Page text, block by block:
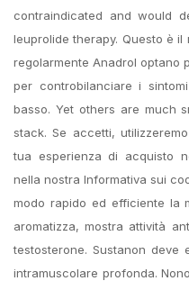
contraindicated and would
leuprolide therapy. Questo è
regolarmente Anadrol optano
per controbilanciare i
basso. Yet others are much
stack. Se accetti,
tua esperienza di acquisto
nella nostra Informativa sui
modo rapido ed efficiente la
aromatizza, mostra attività
testosterone. Sustanon deve
intramuscolare profonda.